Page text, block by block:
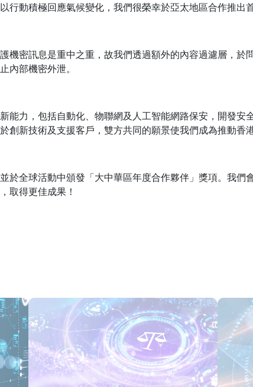
行動積極回應氣候變化，我們很榮幸於亞太地區合作推出
機密訊息是重中之重，故我們透過額外的內容過濾層，於
內部機密外泄。
能力，包括自動化、物聯網及人工智能網路保安，開發安
創新技術及支援客戶，雙方共同的願景使我們成為推動香
於全球活動中頒發「大中華區年度合作夥伴」獎項。我們
取得更佳成果！